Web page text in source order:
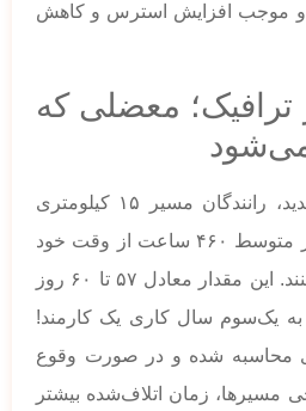
و موجب افزایش استرس و کاهش
ترافیک؛ معضلی که
می‌شود
بر اساس گزارش‌های جدید، رانندگان مسیر ۱۵ کیلومتری
دبی-شارجه سالانه به‌طور متوسط ۴۶۰ ساعت از وقت خود
را در ترافیک سپری می‌کنند. این مقدار معادل ۵۷ تا ۶۰ روز
یک‌سوم سال کاری یک کارمند!
محاسبه شده و در صورت وقوع
مسیرها، زمان اتلاف‌شده بیشتر